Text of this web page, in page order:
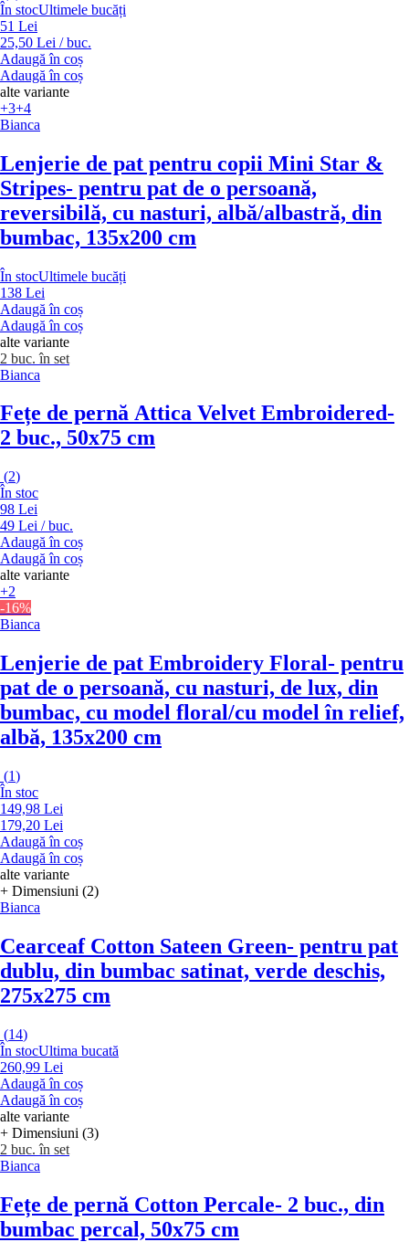
În stocUltimele bucăți
51 Lei
25,50 Lei / buc.
Adaugă în coș
Adaugă în coș
alte variante
+3+4
Bianca
Lenjerie de pat pentru copii Mini Star &
Stripes- pentru pat de o persoană,
reversibilă, cu nasturi, albă/albastră, din
bumbac, 135x200 cm
În stocUltimele bucăți
138 Lei
Adaugă în coș
Adaugă în coș
alte variante
2 buc. în set
Bianca
Fețe de pernă Attica Velvet Embroidered-
2 buc., 50x75 cm
(2)
În stoc
98 Lei
49 Lei / buc.
Adaugă în coș
Adaugă în coș
alte variante
+2
-16%
Bianca
Lenjerie de pat Embroidery Floral- pentru
pat de o persoană, cu nasturi, de lux, din
bumbac, cu model floral/cu model în relief,
albă, 135x200 cm
(1)
În stoc
149,98 Lei
179,20 Lei
Adaugă în coș
Adaugă în coș
alte variante
+ Dimensiuni (2)
Bianca
Cearceaf Cotton Sateen Green- pentru pat
dublu, din bumbac satinat, verde deschis,
275x275 cm
(14)
În stocUltima bucată
260,99 Lei
Adaugă în coș
Adaugă în coș
alte variante
+ Dimensiuni (3)
2 buc. în set
Bianca
Fețe de pernă Cotton Percale- 2 buc., din
bumbac percal, 50x75 cm